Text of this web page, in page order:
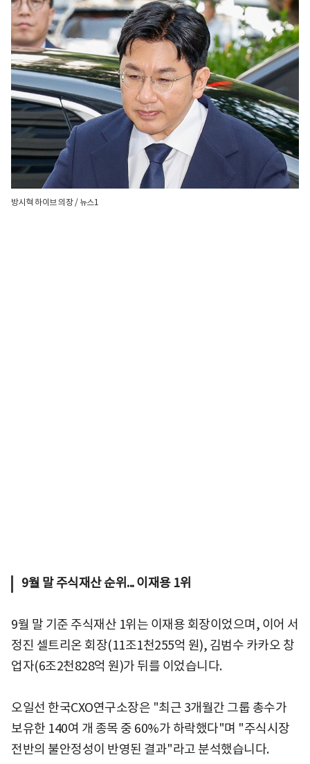
방시혁 하이브 의장 / 뉴스1
9월 말 주식재산 순위... 이재용 1위
9월 말 기준 주식재산 1위는 이재용 회장이었으며, 이어 서
정진 셀트리온 회장(11조1천255억 원), 김범수 카카오 창
업자(6조2천828억 원)가 뒤를 이었습니다.
오일선 한국CXO연구소장은 "최근 3개월간 그룹 총수가
보유한 140여 개 종목 중 60%가 하락했다"며 "주식시장
전반의 불안정성이 반영된 결과"라고 분석했습니다.